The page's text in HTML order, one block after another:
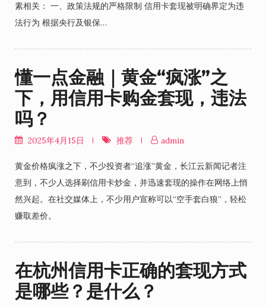
素相关： 一、政策法规的严格限制 ‌信用卡套现被明确界定为违
法行为‌ 根据央行及银保…
懂一点金融｜黄金“疯涨”之
下，用信用卡购金套现，违法
吗？
2025年4月15日 推荐 admin
黄金价格疯涨之下，不少投资者“追涨”黄金，长江云新闻记者注
意到，不少人选择刷信用卡炒金，并迅速套现的操作在网络上悄
然兴起。在社交媒体上，不少用户宣称可以“空手套白狼”，轻松
赚取差价。
在杭州信用卡正确的套现方式
是哪些？是什么？